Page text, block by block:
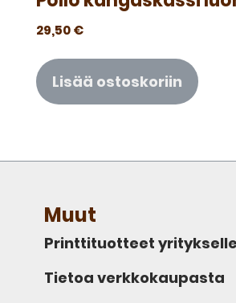
29,50€
Lisää ostoskoriin
Muut
Printtituotteet yritykselle
Tietoa verkkokaupasta